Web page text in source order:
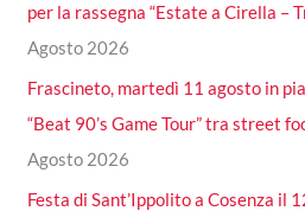
per la rassegna “Estate a Cirella –
Agosto 2026
Frascineto, martedì 11 agosto in
“Beat 90’s Game Tour” tra street
Agosto 2026
Festa di Sant’Ippolito a Cosenza il